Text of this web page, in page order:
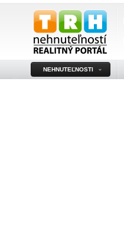
NEHNUTEĽNOSTI